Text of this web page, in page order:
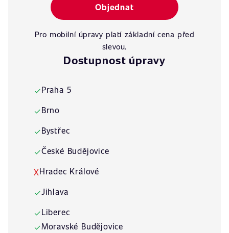
Objednat
Pro mobilní úpravy platí základní cena před
slevou.
Dostupnost úpravy
✓Praha 5
✓Brno
✓Bystřec
✓České Budějovice
XHradec Králové
✓Jihlava
✓Liberec
✓Moravské Budějovice